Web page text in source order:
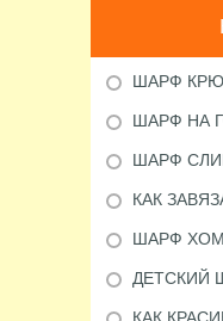
ШАРФ
ШАРФ НА
ШАРФ
КАК
ШАРФ
ДЕТСКИЙ